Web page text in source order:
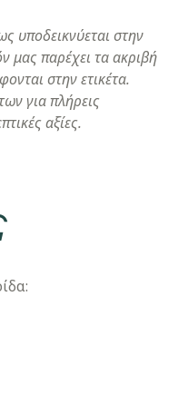
υποδεικνύεται στην
μας παρέχει τα ακριβή
στην ετικέτα.
για πλήρεις
αξίες.